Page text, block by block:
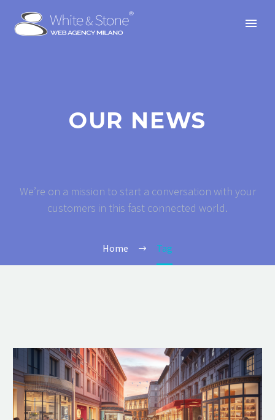
OUR NEWS
We’re on a mission to start a conversation with your
customers in this fast connected world.
Home Tag